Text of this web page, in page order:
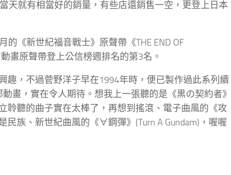
天就有相當好的銷量，有些店還銷售一空，更登上日本
《新世紀福音戰士》原聲帶《THE END OF
畫原聲帶登上公信榜週排名的第3名。
趣，不過菅野洋子早在1994年時，便已製作過此系列續
畫，實在令人期待。想我上一張聽的是《黒の契約者》
聆聽的曲子實在太棒了，再想到搖滾、電子曲風的《攻
民族、新世紀曲風的《∀鋼彈》(Turn A Gundam)，喔喔